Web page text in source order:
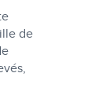
de